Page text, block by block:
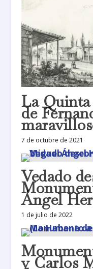
La Quinta
de
7 de octubre de 2021
Vedado
Ángel
1 de julio de 2022
y Carlos